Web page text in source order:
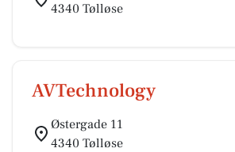
4340 Tølløse
AVTechnology
Østergade 11
4340 Tølløse